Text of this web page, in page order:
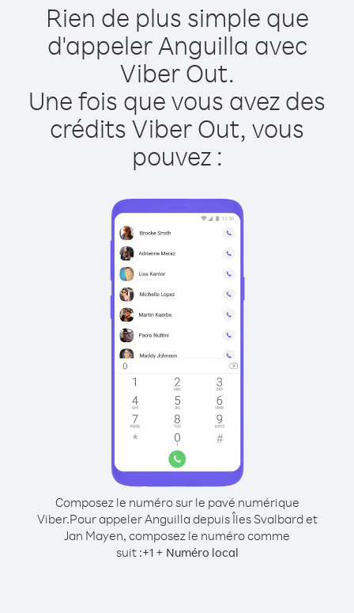
Rien de plus simple que
d'appeler Anguilla avec
Viber Out.
Une fois que vous avez des
crédits Viber Out, vous
pouvez :
Composez le numéro sur le pavé numérique
Viber.Pour appeler Anguilla depuis Îles Svalbard et
Jan Mayen, composez le numéro comme
suit :+1+ Numéro local